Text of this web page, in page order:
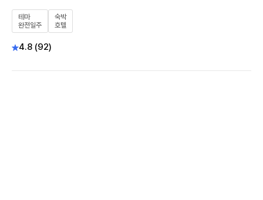
테마
완전일주
숙박
호텔
4.8 (92)